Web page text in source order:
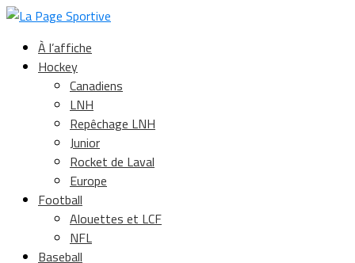
À l’affiche
Hockey
Canadiens
LNH
Repêchage LNH
Junior
Rocket de Laval
Europe
Football
Alouettes et LCF
NFL
Baseball